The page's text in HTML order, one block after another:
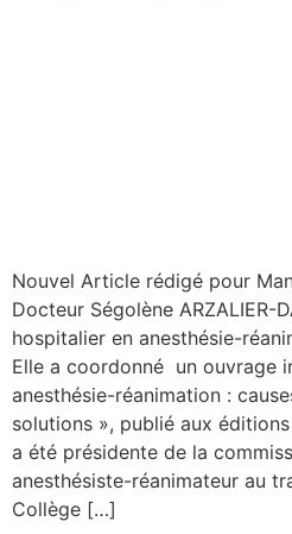
Nouvel Article rédigé pour
Docteur Ségolène ARZALIER-
hospitalier en anesthésie-
Elle a coordonné un ouvrage
anesthésie-réanimation :
solutions », publié aux
a été présidente de la
anesthésiste-réanimateur au
Collège […]